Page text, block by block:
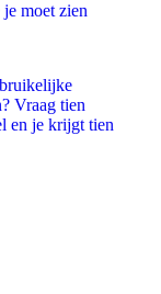
moet zien
Vraag tien
en je krijgt tien